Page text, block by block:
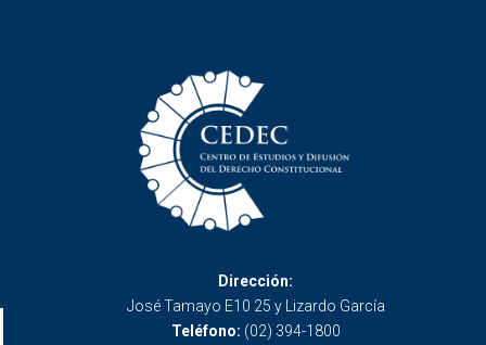
Dirección:
José Tamayo E10 25 y Lizardo García
Teléfono: (02) 394-1800